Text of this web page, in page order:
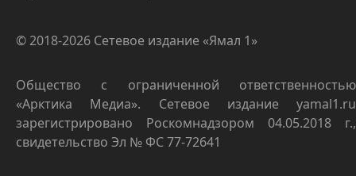
© 2018-2026 Сетевое издание «Ямал 1»
Общество с ограниченной ответственностью
«Арктика Медиа». Сетевое издание yamal1.ru
зарегистрировано Роскомнадзором 04.05.2018 г.,
свидетельство Эл № ФС 77-72641